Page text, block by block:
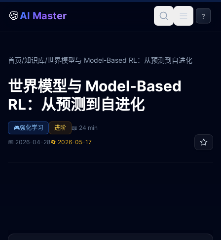
🍪AI Master ?
首页/知识库/世界模型与 Model-Based RL：从预测到自进化
世界模型与 Model-Based
RL：从预测到自进化
🎮强化学习 进阶 📖 24 min
📅 2026-04-28🔄 2026-05-17